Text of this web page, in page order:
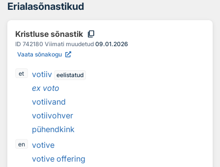
Erialasõnastikud
Kristluse sõnastik content_copy
ID 742180 Viimati muudetud 09.01.2026
Vaata sõnakogu
et votiiv eelistatud
ex voto
votiivand
votiivohver
pühendkink
en
votive
votive offering